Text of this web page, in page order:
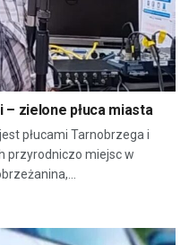
zielone płuca miasta
płucami Tarnobrzega i
przyrodniczo miejsc w